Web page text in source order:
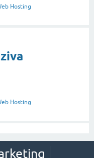
Hosting
Hosting